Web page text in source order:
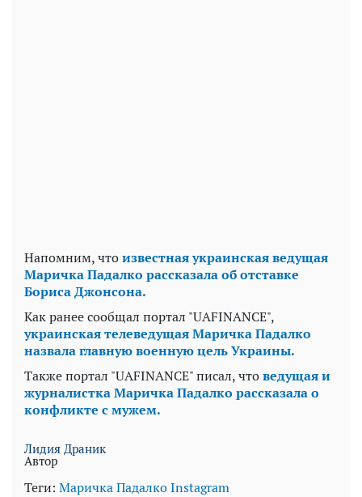
Напомним, чтоизвестная украинская ведущая
Маричка Падалко рассказала об отставке
Бориса Джонсона.
Как ранее сообщал портал "UAFINANCE",
украинская телеведущая Маричка Падалко
назвала главную военную цель Украины.
Также портал "UAFINANCE" писал, чтоведущая и
журналистка Маричка Падалко рассказала о
конфликте с мужем.
Лидия Драник
Автор
Теги: Маричка ПадалкоInstagram